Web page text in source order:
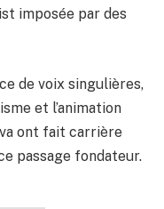
imposée par des
de voix singulières,
et l’animation
ont fait carrière
passage fondateur.